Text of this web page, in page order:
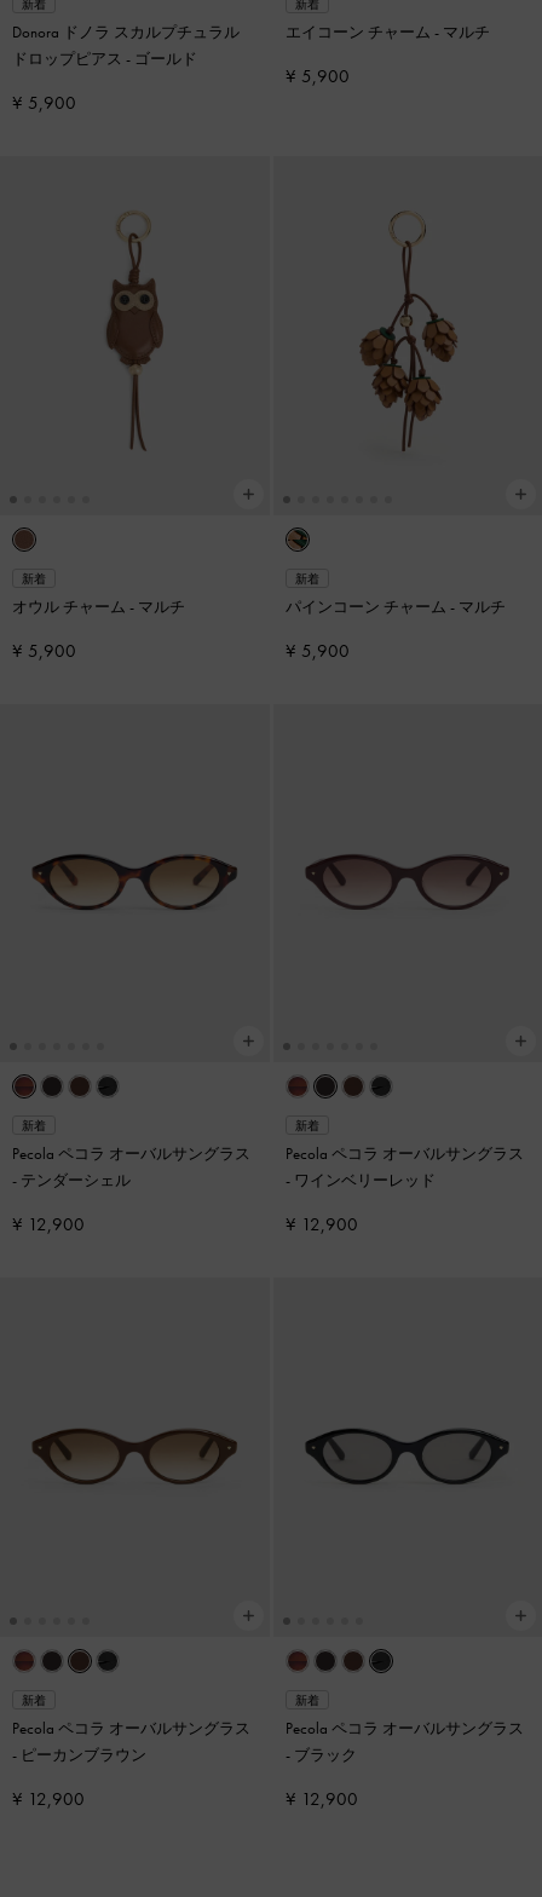
新着
Donora ドノラ スカルプチュラル
ドロップピアス - ゴールド
¥ 5,900
新着
エイコーン チャーム - マルチ
¥ 5,900
新着
オウル チャーム - マルチ
¥ 5,900
新着
パインコーン チャーム - マルチ
¥ 5,900
新着
Pecola ペコラ オーバルサングラス
- テンダーシェル
¥ 12,900
新着
Pecola ペコラ オーバルサングラス
- ワインベリーレッド
¥ 12,900
新着
Pecola ペコラ オーバルサングラス
- ピーカンブラウン
¥ 12,900
新着
Pecola ペコラ オーバルサングラス
- ブラック
¥ 12,900